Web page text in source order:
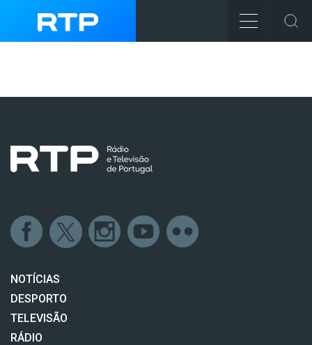
NOTÍCIAS
DESPORTO
TELEVISÃO
RÁDIO